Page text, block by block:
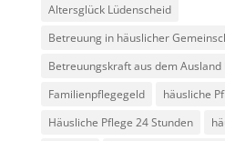
Altersglück Lüdenscheid
Betreuung in häuslicher
Betreuungskraft aus dem
Familienpflegegeld
häusliche
Häusliche Pflege 24 Stunden